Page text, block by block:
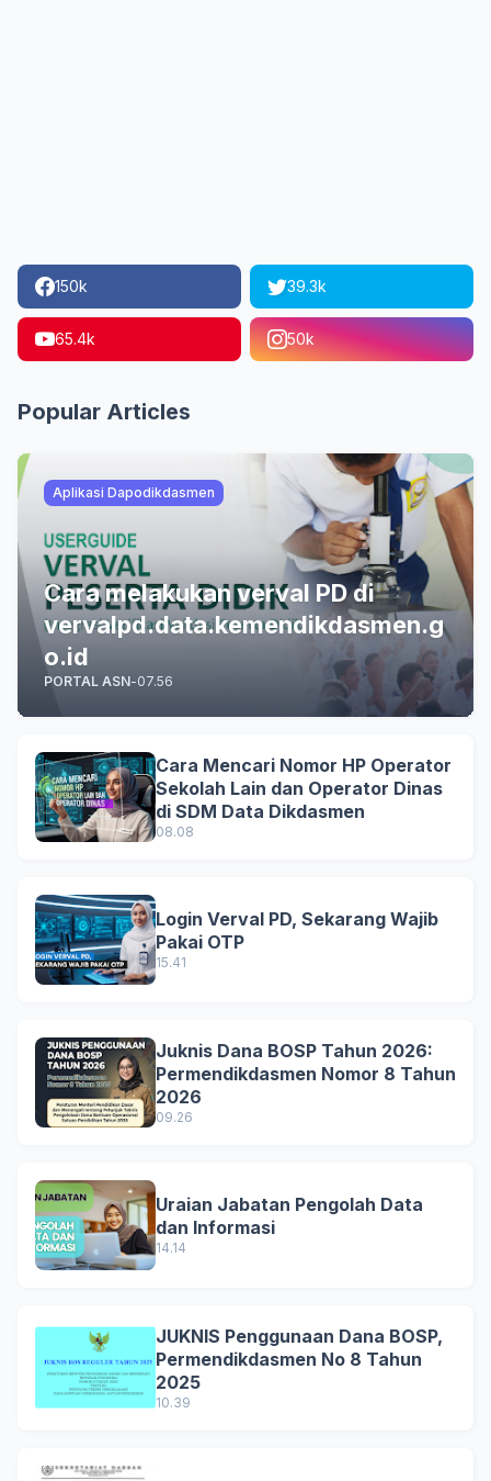
150k 39.3k
65.4k 50k
Popular Articles
Aplikasi Dapodikdasmen
Cara melakukan verval PD di
vervalpd.data.kemendikdasmen.g
o.id
PORTAL ASN-07.56
Cara Mencari Nomor HP Operator
Sekolah Lain dan Operator Dinas
di SDM Data Dikdasmen
08.08
Login Verval PD, Sekarang Wajib
Pakai OTP
15.41
Juknis Dana BOSP Tahun 2026:
Permendikdasmen Nomor 8 Tahun
2026
09.26
Uraian Jabatan Pengolah Data
dan Informasi
14.14
JUKNIS Penggunaan Dana BOSP,
Permendikdasmen No 8 Tahun
2025
10.39